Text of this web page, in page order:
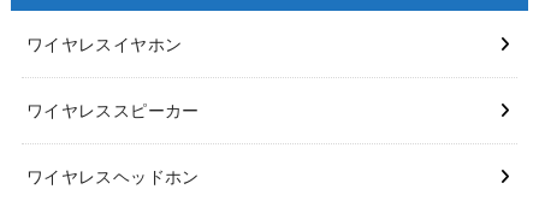
ワイヤレスイヤホン
ワイヤレススピーカー
ワイヤレスヘッドホン